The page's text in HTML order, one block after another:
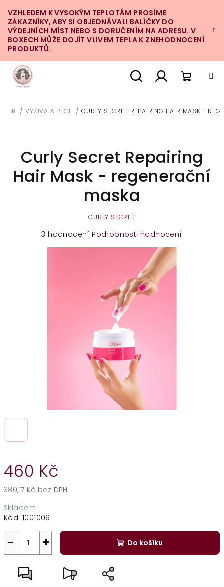
na
obsah
VZHLEDEM K VYSOKÝM TEPLOTÁM PROSÍME
ZÁKAZNÍKY, ABY SI OBJEDNÁVALI BALÍČKY DO
VÝDEJNÍCH MÍST NEBO S DORUČENÍM NA ADRESU. V
BOXECH MŮŽE DOJÍT VLIVEM TEPLA K ZNEHODNOCENÍ
PRODUKTŮ.
DOMŮ
/ VÝŽIVA A PÉČE / CURLY SECRET REPAIRING HAIR MASK -
460 Kč
380,17 Kč bez DPH
cena:
Skladem
Kód: 1001009
+
− Do košíku
Curly Secret Repairing
Hair Mask - regenerační
maska
CURLY SECRET
Průměrné
3 hodnocení Podrobnosti hodnocení